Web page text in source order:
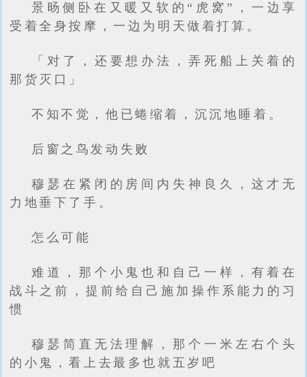
景旸侧卧在又暖又软的“虎窝”，一边享
受着全身按摩，一边为明天做着打算。
「对了，还要想办法，弄死船上关着的
那货灭口」
不知不觉，他已蜷缩着，沉沉地睡着。
后窗之鸟发动失败
穆瑟在紧闭的房间内失神良久，这才无
力地垂下了手。
怎么可能
难道，那个小鬼也和自己一样，有着在
战斗之前，提前给自己施加操作系能力的习
惯
穆瑟简直无法理解，那个一米左右个头
的小鬼，看上去最多也就五岁吧